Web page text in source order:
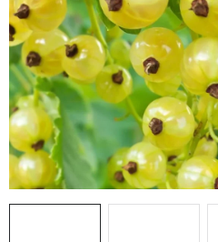
CHÉMIA
KVETINÁČE
DEKORÁCIE
PRIESADY ZELENINY